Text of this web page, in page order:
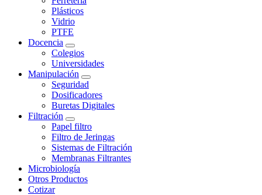
Plásticos
Vidrio
PTFE
Docencia
Colegios
Universidades
Manipulación
Seguridad
Dosificadores
Buretas Digitales
Filtración
Papel filtro
Filtro de Jeringas
Sistemas de Filtración
Membranas Filtrantes
Microbiología
Otros Productos
Cotizar